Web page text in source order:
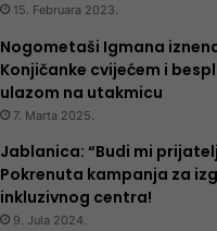
15. Februara 2023.
Nogometaši Igmana
Konjičanke cvijećem i
ulazom na utakmicu
7. Marta 2025.
Jablanica: “Budi mi
Pokrenuta kampanja za
inkluzivnog centra!
9. Jula 2024.